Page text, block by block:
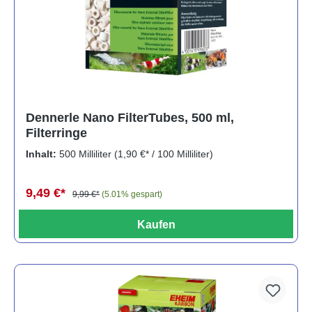
Dennerle Nano FilterTubes, 500 ml,
Filterringe
Inhalt: 500 Milliliter (1,90 €* / 100 Milliliter)
9,49 €* 9,99 €* (5.01% gespart)
Kaufen